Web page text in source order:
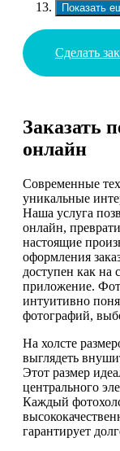
Показать
Сделать
Заказать
онлайн
Современные
уникальные
Наша услуга
онлайн,
настоящие
оформления
доступен как на
приложение.
интуитивно
фотографий,
На холсте
выглядеть
Этот размер
центрального
Каждый
гарантирует